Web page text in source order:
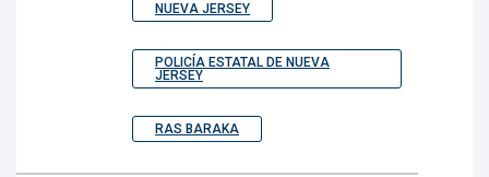
NUEVA JERSEY
POLICÍA ESTATAL DE NUEVA
JERSEY
RAS BARAKA